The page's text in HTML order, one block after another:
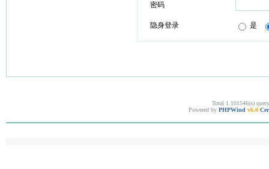
密码
隐身登录 是
Total 1.101546(s)
Powered by PHPWind v6.0